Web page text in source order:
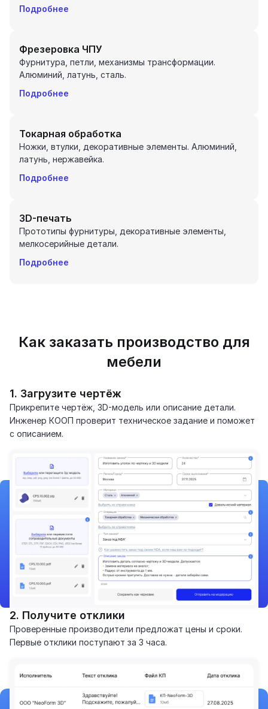
Подробнее
Фрезеровка ЧПУ
Фурнитура, петли, механизмы трансформации.
Алюминий, латунь, сталь.
Подробнее
Токарная обработка
Ножки, втулки, декоративные элементы. Алюминий,
латунь, нержавейка.
Подробнее
3D-печать
Прототипы фурнитуры, декоративные элементы,
мелкосерийные детали.
Подробнее
Как заказать производство для
мебели
1. Загрузите чертёж
Прикрепите чертёж, 3D-модель или описание детали.
Инженер КООП проверит техническое задание и поможет
с описанием.
2. Получите отклики
Проверенные производители предложат цены и сроки.
Первые отклики поступают за 3 часа.